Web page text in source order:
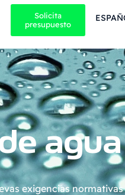
Solicita
presupuesto
agua
exigencias